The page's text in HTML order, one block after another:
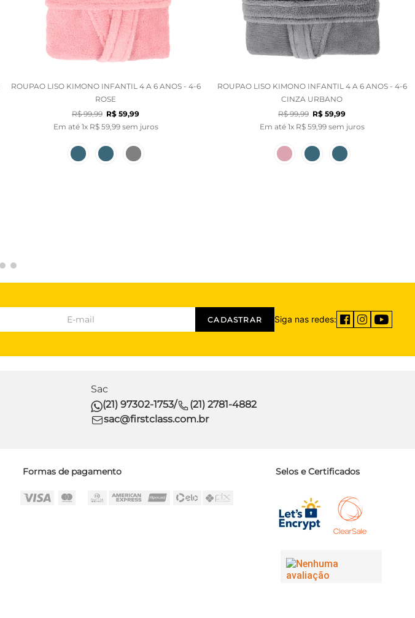
ROUPAO LISO KIMONO INFANTIL 4 A 6 ANOS - 4-6
ROSE
R$ 99,99 R$ 59,99
Em até 1x R$ 59,99sem juros
ROUPAO LISO KIMONO INFANTIL 4 A 6 ANOS - 4-6
CINZA URBANO
R$ 99,99 R$ 59,99
Em até 1x R$ 59,99sem juros
CADASTRAR Siga nas redes:
Sac
(21) 97302-1753/
(21) 2781-4882
sac@firstclass.com.br
Formas de pagamento Selos e Certificados